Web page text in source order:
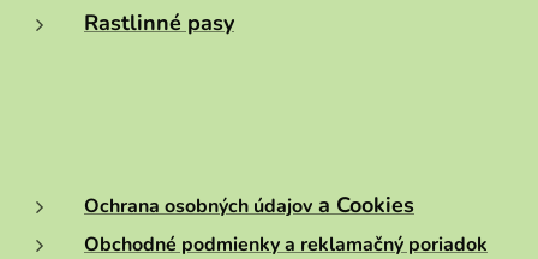
Rastlinné pasy
Ochrana osobných údajov a Cookies
Obchodné podmienky a reklamačný poriadok